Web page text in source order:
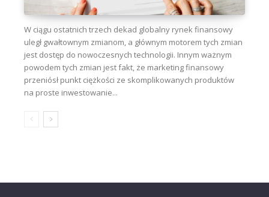
W ciągu ostatnich trzech dekad globalny rynek finansowy
uległ gwałtownym zmianom, a głównym motorem tych zmian
jest dostęp do nowoczesnych technologii. Innym ważnym
powodem tych zmian jest fakt, że marketing finansowy
przeniósł punkt ciężkości ze skomplikowanych produktów
na proste inwestowanie...